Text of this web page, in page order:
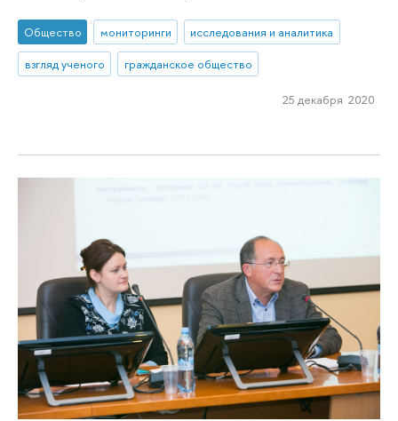
Общество мониторинги
исследования и аналитика
взгляд ученого
гражданское общество
25 декабря 2020